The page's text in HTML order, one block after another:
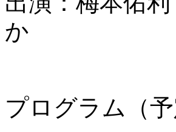
か
プログラム（